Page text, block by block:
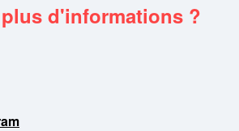
d'informations ?